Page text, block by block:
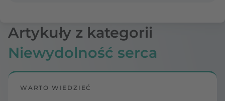
Artykuły z kategorii
Niewydolność serca
WARTO WIEDZIEĆ